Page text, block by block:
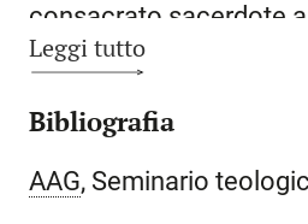
consacrato sacerdote a
Frintaneum, l’imperial
1864 presentò la
Ritornato a Gorizia
Leggi tutto
Bibliografia
AAG, Seminario